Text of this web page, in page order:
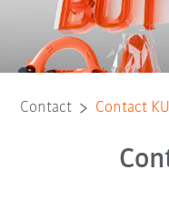
Contact Contact